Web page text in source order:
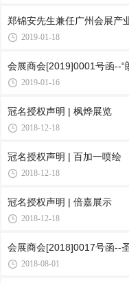
郑锦安先生兼任广州会展产
2019-01-18
会展商会[2019]0001号函--“
2019-01-16
冠名授权声明 | 枫烨展览
2018-12-18
冠名授权声明 | 百加一喷绘
2018-12-18
冠名授权声明 | 倍嘉展示
2018-12-18
会展商会[2018]0017号函--
2018-08-01